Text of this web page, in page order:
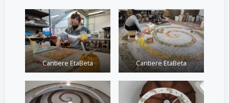
Cantiere EtaBeta Cantiere EtaBeta